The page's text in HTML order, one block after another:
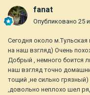
fanat
Опубликовано 25
Сегодня около
на наш взгляд) Очень
Добрый , немного боится
наш взгляд точно
тощий ,не сильно
,довольно неплохо шел